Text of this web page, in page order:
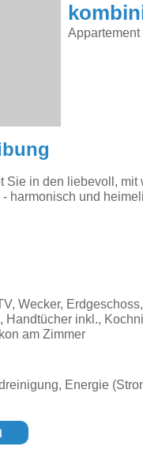
Appartement
Sie in den liebevoll,
harmonisch und
Wecker,
Handtücher inkl.,
am Zimmer
Energie